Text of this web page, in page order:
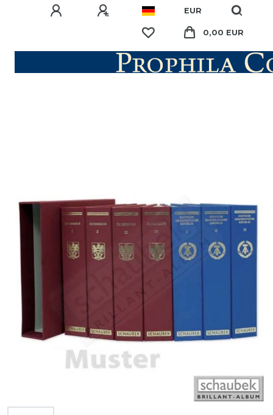
EUR
0,00 EUR